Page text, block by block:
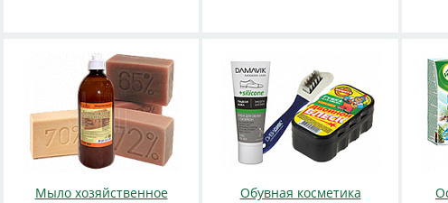
Мыло хозяйственное Обувная косметика